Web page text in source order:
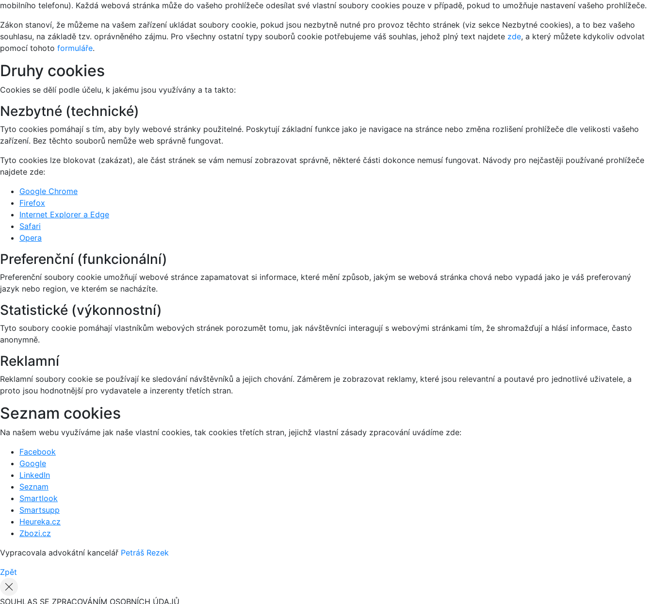
mobilního telefonu). Každá webová stránka může do vašeho prohlížeče odesílat své vlastní soubory cookies pouze v případě, pokud to umožňuje nastavení vašeho prohlížeče.
Zákon stanoví, že můžeme na vašem zařízení ukládat soubory cookie, pokud jsou nezbytně nutné pro provoz těchto stránek (viz sekce Nezbytné cookies), a to bez vašeho
souhlasu, na základě tzv. oprávněného zájmu. Pro všechny ostatní typy souborů cookie potřebujeme váš souhlas, jehož plný text najdete zde, a který můžete kdykoliv odvolat
pomocí tohoto formuláře.
Druhy cookies
Cookies se dělí podle účelu, k jakému jsou využívány a ta takto:
Nezbytné (technické)
Tyto cookies pomáhají s tím, aby byly webové stránky použitelné. Poskytují základní funkce jako je navigace na stránce nebo změna rozlišení prohlížeče dle velikosti vašeho
zařízení. Bez těchto souborů nemůže web správně fungovat.
Tyto cookies lze blokovat (zakázat), ale část stránek se vám nemusí zobrazovat správně, některé části dokonce nemusí fungovat. Návody pro nejčastěji používané prohlížeče
najdete zde:
Google Chrome
Firefox
Internet Explorer a Edge
Safari
Opera
Preferenční (funkcionální)
Preferenční soubory cookie umožňují webové stránce zapamatovat si informace, které mění způsob, jakým se webová stránka chová nebo vypadá jako je váš preferovaný
jazyk nebo region, ve kterém se nacházíte.
Statistické (výkonnostní)
Tyto soubory cookie pomáhají vlastníkům webových stránek porozumět tomu, jak návštěvníci interagují s webovými stránkami tím, že shromažďují a hlásí informace, často
anonymně.
Reklamní
Reklamní soubory cookie se používají ke sledování návštěvníků a jejich chování. Záměrem je zobrazovat reklamy, které jsou relevantní a poutavé pro jednotlivé uživatele, a
proto jsou hodnotnější pro vydavatele a inzerenty třetích stran.
Seznam cookies
Na našem webu využíváme jak naše vlastní cookies, tak cookies třetích stran, jejichž vlastní zásady zpracování uvádíme zde:
Facebook
Google
LinkedIn
Seznam
Smartlook
Smartsupp
Heureka.cz
Zbozi.cz
Vypracovala advokátní kancelář Petráš Rezek
Zpět
SOUHLAS SE ZPRACOVÁNÍM OSOBNÍCH ÚDAJŮ